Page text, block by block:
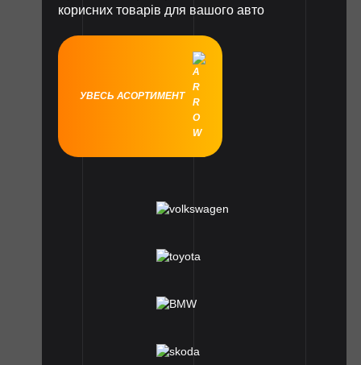
корисних товарів для вашого авто
УВЕСЬ АСОРТИМЕНТ